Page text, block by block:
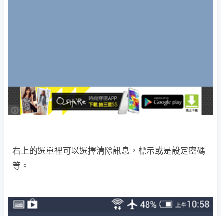
右上的選單裡可以選擇清除訊息，標示或是設定密碼
等。